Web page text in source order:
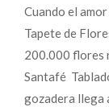
Cuando el
Tapete de
200.000 flores
Santafé
gozadera llega